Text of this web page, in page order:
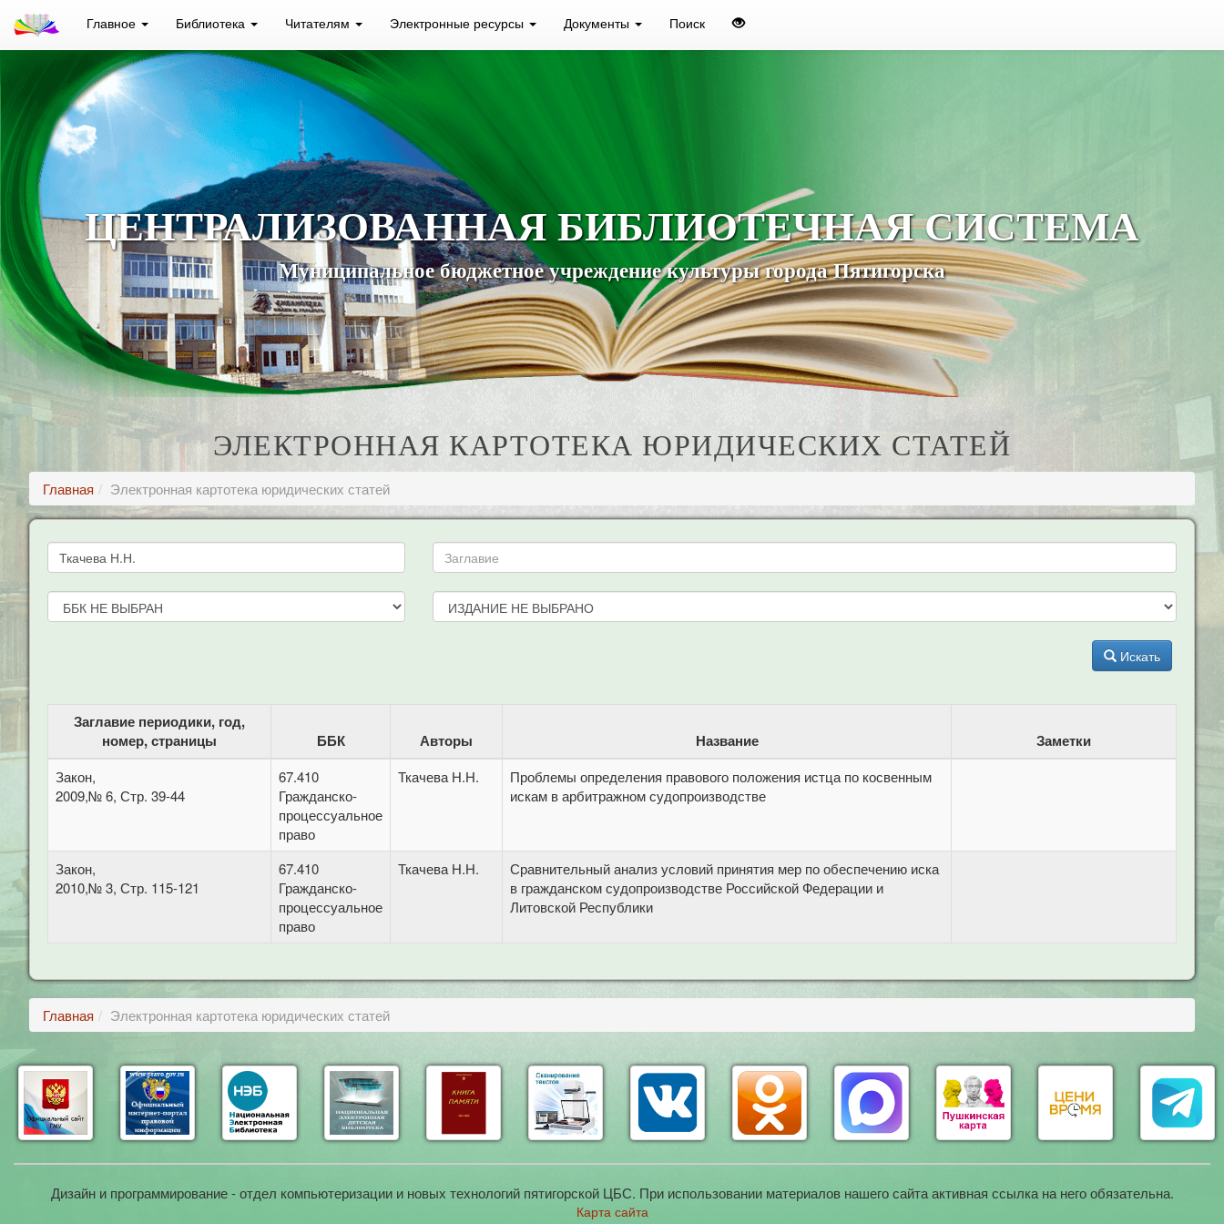
Главное Библиотека Читателям Электронные ресурсы Документы Поиск
ЦЕНТРАЛИЗОВАННАЯ БИБЛИОТЕЧНАЯ СИСТЕМА
Муниципальное бюджетное учреждение культуры города Пятигорска
ЭЛЕКТРОННАЯ КАРТОТЕКА ЮРИДИЧЕСКИХ СТАТЕЙ
Главная Электронная картотека юридических статей
Искать
Заглавие периодики, год,
номер, страницы
ББК Авторы Название Заметки
Закон,
2009,№ 6, Стр. 39-44
67.410
Гражданско-
процессуальное
право
Ткачева Н.Н.
Проблемы определения правового положения истца по косвенным
искам в арбитражном судопроизводстве
Закон,
2010,№ 3, Стр. 115-121
67.410
Гражданско-
процессуальное
право
Ткачева Н.Н.
Сравнительный анализ условий принятия мер по обеспечению иска
в гражданском судопроизводстве Российской Федерации и
Литовской Республики
Главная Электронная картотека юридических статей
Дизайн и программирование - отдел компьютеризации и новых технологий пятигорской ЦБС. При использовании материалов нашего сайта активная ссылка на него обязательна.
Карта сайта